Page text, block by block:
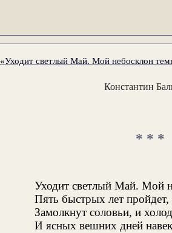
«Уходит светлый Май. Мой небосклон
Константин
* * *
Уходит светлый Май. Мой
Пять быстрых лет
Замолкнут соловьи, и
И ясных вешних дней навек